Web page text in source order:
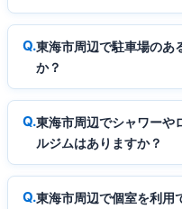
東海市周辺で駐車場のあ
か？
東海市周辺でシャワーや
ルジムはありますか？
東海市周辺で個室を利用